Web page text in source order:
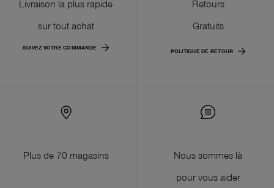
Livraison la plus rapide
sur tout achat
SUIVEZ VOTRE COMMANDE
Retours
Gratuits
POLITIQUE DE RETOUR
Plus de 70 magasins
Nous sommes là
pour vous aider